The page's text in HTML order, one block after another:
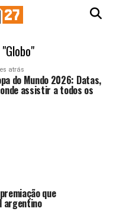
atrás
do Mundo 2026: Datas,
assistir a todos os
que
argentino